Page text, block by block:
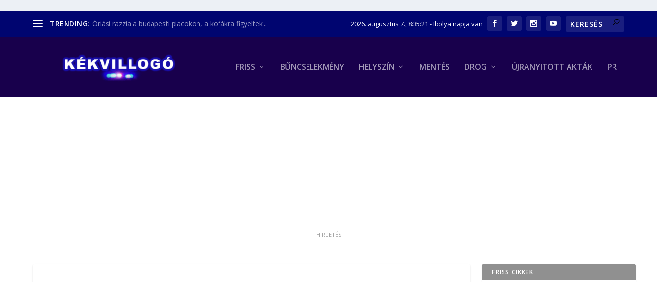
TRENDING: Óriási razzia a budapesti piacokon, a kofákra figyeltek... 2026. augusztus 7., 8:35:21 - Ibolya napja van
FRISS BŰNCSELEKMÉNY HELYSZÍN MENTÉS DROG ÚJRANYITOTT AKTÁK PR
FRISS CIKKEK